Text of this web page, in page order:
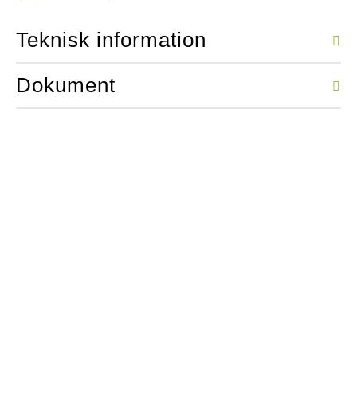
Teknisk information
Dokument